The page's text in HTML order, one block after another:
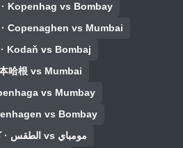
Kopenhag vs Bombay
Copenaghen vs Mumbai
Kodaň vs Bombaj
哈根 vs Mumbai
vs Mumbay
vs Bombay
الطقس · كوبنهاغن vs مومباي